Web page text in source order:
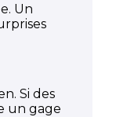
Un
Si des
un gage